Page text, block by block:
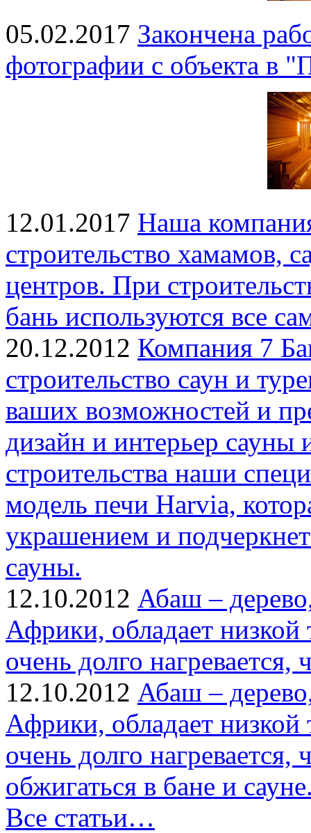
05.02.2017 Закончена
фотографии с объекта в
12.01.2017 Наша
строительство хамамов,
центров. При
бань используются все
20.12.2012 Компания 7
строительство саун и
ваших возможностей и
дизайн и интерьер сауны
строительства наши
модель печи Harvia,
украшением и
сауны.
12.10.2012 Абаш –
Африки, обладает
очень долго нагревается,
12.10.2012 Абаш –
Африки, обладает
очень долго нагревается,
обжигаться в бане и
Все cтатьи…